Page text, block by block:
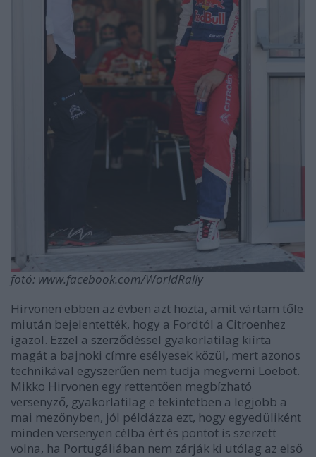
fotó: www.facebook.com/WorldRally
Hirvonen ebben az évben azt hozta, amit vártam tőle
miután bejelentették, hogy a Fordtól a Citroenhez
igazol. Ezzel a szerződéssel gyakorlatilag kiírta
magát a bajnoki címre esélyesek közül, mert azonos
technikával egyszerűen nem tudja megverni Loeböt.
Mikko Hirvonen egy rettentően megbízható
versenyző, gyakorlatilag e tekintetben a legjobb a
mai mezőnyben, jól példázza ezt, hogy egyedüliként
minden versenyen célba ért és pontot is szerzett
volna, ha Portugáliában nem zárják ki utólag az első